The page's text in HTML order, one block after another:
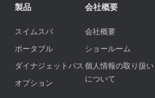
製品
スイムスパ
ポータブル
ダイナジェットバス
オプション
会社概要
会社概要
ショールーム
個人情報の取り扱い
について